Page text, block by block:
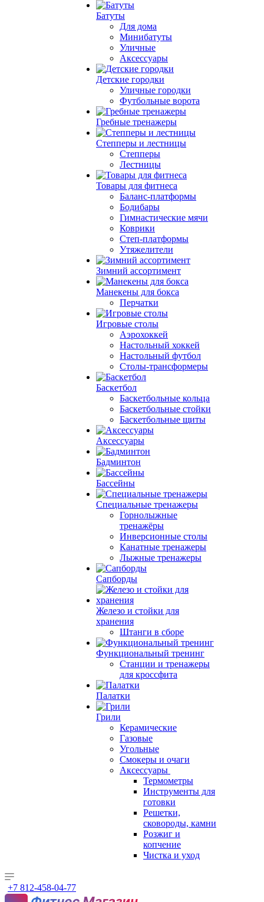
Батуты
Для дома
Минибатуты
Уличные
Аксессуары
Детские городки
Уличные городки
Футбольные ворота
Гребные тренажеры
Степперы и лестницы
Степперы
Лестницы
Товары для фитнеса
Баланс-платформы
Бодибары
Гимнастические мячи
Коврики
Степ-платформы
Утяжелители
Зимний ассортимент
Манекены для бокса
Перчатки
Игровые столы
Аэрохоккей
Настольный хоккей
Настольный футбол
Столы-трансформеры
Баскетбол
Баскетбольные кольца
Баскетбольные стойки
Баскетбольные щиты
Аксессуары
Бадминтон
Бассейны
Специальные тренажеры
Горнолыжные
тренажёры
Инверсионные столы
Канатные тренажеры
Лыжные тренажеры
Сапборды
Железо и стойки для
хранения
Штанги в сборе
Функциональный тренинг
Станции и тренажеры
для кроссфита
Палатки
Грили
Керамические
Газовые
Угольные
Смокеры и очаги
Аксессуары
Термометры
Инструменты для
готовки
Решетки,
сковороды, камни
Розжиг и
копчение
Чистка и уход
+7 812-458-04-77